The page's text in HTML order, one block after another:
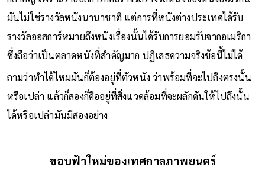
มันไม่ใช่รางวัลหนังนานาชาติ แต่การที่หนังต่างประเทศได้รับ
รางวัลออสการ์หมายถึงหนังเรื่องนั้นได้รับการยอมรับจากอเมริกา
ซึ่งถือว่าเป็นตลาดหนังที่สําคัญมาก ปฏิเสธความจริงข้อนี้ไม่ได้
ถามว่าทําได้ไหมมันก็ต้องอยู่ที่ตัวหนัง ว่าพร้อมที่จะไปถึงตรงนั้น
หรือเปล่า แล้วก็สองก็คืออยู่ที่สิ่งแวดล้อมที่จะผลักดันให้ไปถึงนั้น
ได้หรือเปล่ามันมีสองอย่าง
ขอบฟ้าใหม่ของเทศกาลภาพยนตร์